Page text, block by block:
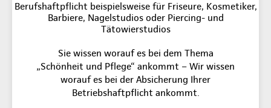
Berufshaftpflicht beispielsweise für Friseure, Kosmetiker,
Barbiere, Nagelstudios oder Piercing- und
Tätowierstudios
Sie wissen worauf es bei dem Thema
„Schönheit und Pflege“ ankommt – Wir wissen
worauf es bei der Absicherung Ihrer
Betriebshaftpflicht ankommt.